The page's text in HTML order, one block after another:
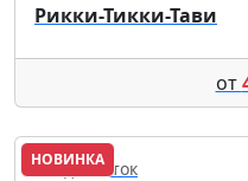
Рикки-Тикки-Тави
от
НОВИНКА
Владивосток